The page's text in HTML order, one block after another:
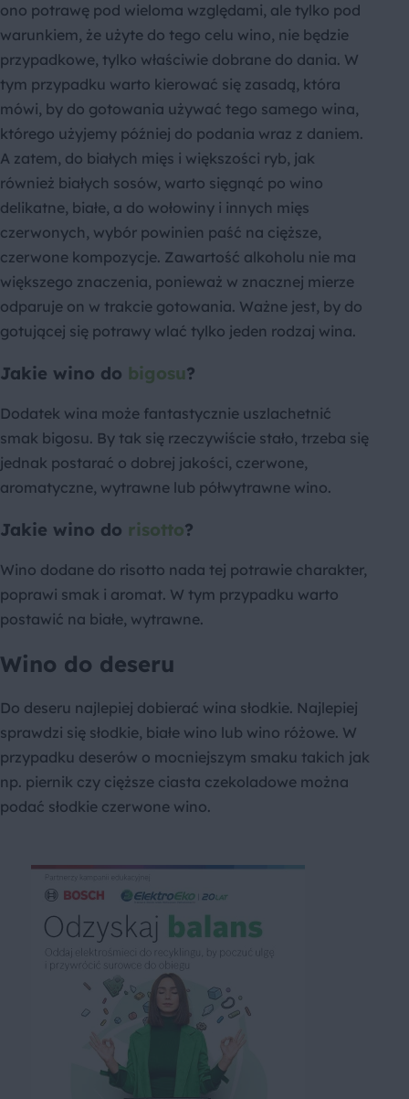
ono potrawę pod wieloma względami, ale tylko pod
warunkiem, że użyte do tego celu wino, nie będzie
przypadkowe, tylko właściwie dobrane do dania. W
tym przypadku warto kierować się zasadą, która
mówi, by do gotowania używać tego samego wina,
którego użyjemy później do podania wraz z daniem.
A zatem, do białych mięs i większości ryb, jak
również białych sosów, warto sięgnąć po wino
delikatne, białe, a do wołowiny i innych mięs
czerwonych, wybór powinien paść na cięższe,
czerwone kompozycje. Zawartość alkoholu nie ma
większego znaczenia, ponieważ w znacznej mierze
odparuje on w trakcie gotowania. Ważne jest, by do
gotującej się potrawy wlać tylko jeden rodzaj wina.
Jakie wino do bigosu?
Dodatek wina może fantastycznie uszlachetnić
smak bigosu. By tak się rzeczywiście stało, trzeba się
jednak postarać o dobrej jakości, czerwone,
aromatyczne, wytrawne lub półwytrawne wino.
Jakie wino do risotto?
Wino dodane do risotto nada tej potrawie charakter,
poprawi smak i aromat. W tym przypadku warto
postawić na białe, wytrawne.
Wino do deseru
Do deseru najlepiej dobierać wina słodkie. Najlepiej
sprawdzi się słodkie, białe wino lub wino różowe. W
przypadku deserów o mocniejszym smaku takich jak
np. piernik czy cięższe ciasta czekoladowe można
podać słodkie czerwone wino.